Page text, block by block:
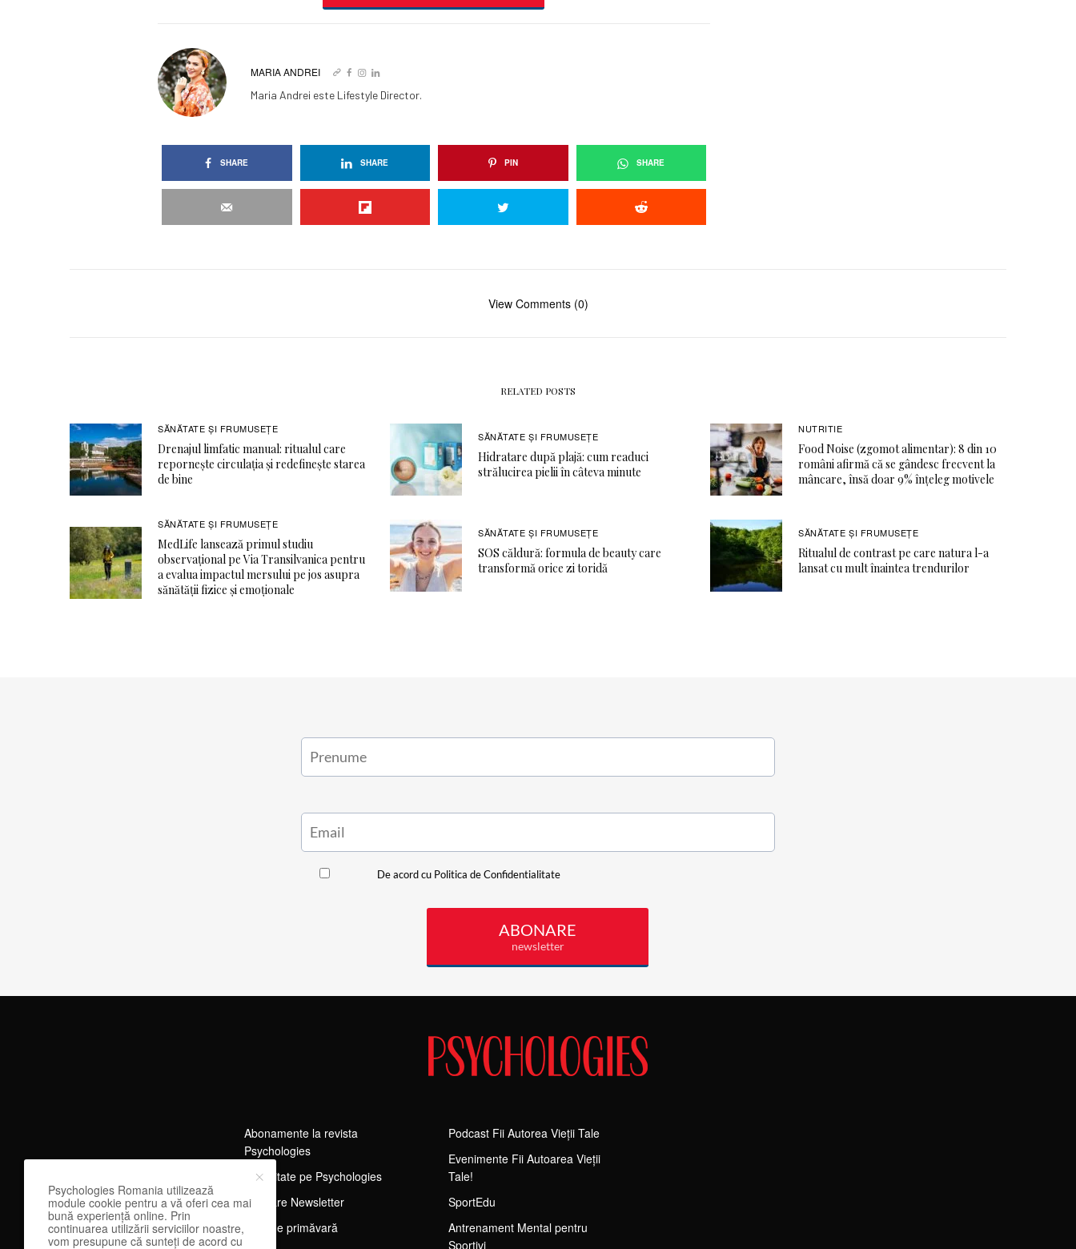
MARIA ANDREI
Maria Andrei este Lifestyle Director.
SHARE SHARE PIN SHARE
View Comments (0)
RELATED POSTS
SĂNĂTATE ŞI FRUMUSEȚE
Drenajul limfatic manual: ritualul care
repornește circulația și redefinește starea
de bine
SĂNĂTATE ŞI FRUMUSEȚE
Hidratare după plajă: cum readuci
strălucirea pielii în câteva minute
NUTRITIE
Food Noise (zgomot alimentar): 8 din 10
români afirmă că se gândesc frecvent la
mâncare, însă doar 9% înțeleg motivele
SĂNĂTATE ŞI FRUMUSEȚE
MedLife lansează primul studiu
observațional pe Via Transilvanica pentru
a evalua impactul mersului pe jos asupra
sănătății fizice și emoționale
SĂNĂTATE ŞI FRUMUSEȚE
SOS căldură: formula de beauty care
transformă orice zi toridă
SĂNĂTATE ŞI FRUMUSEȚE
Ritualul de contrast pe care natura l-a
lansat cu mult înaintea trendurilor
Abonamente la revista
Psychologies
Publicitate pe Psychologies
Abonare Newsletter
Tărg de primăvară
Podcast Fii Autorea Vieții Tale
Evenimente Fii Autoarea Vieții
Tale!
SportEdu
Antrenament Mental pentru
Sportivi
Psychologies Romania utilizează
module cookie pentru a vă oferi cea mai
bună experiență online. Prin
continuarea utilizării serviciilor noastre,
vom presupune că sunteți de acord cu